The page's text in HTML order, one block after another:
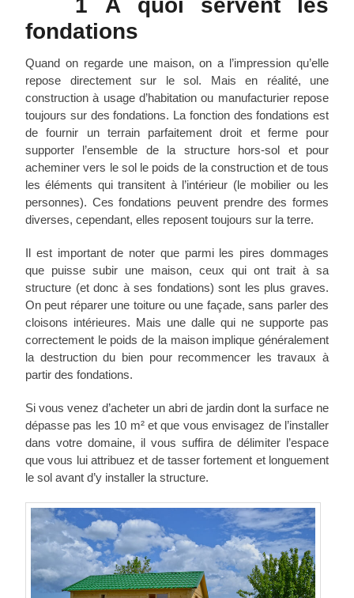
fondations
Quand on regarde une maison, on a l’impression qu’elle
repose directement sur le sol. Mais en réalité, une
construction à usage d’habitation ou manufacturier repose
toujours sur des fondations. La fonction des fondations est
de fournir un terrain parfaitement droit et ferme pour
supporter l’ensemble de la structure hors-sol et pour
acheminer vers le sol le poids de la construction et de tous
les éléments qui transitent à l’intérieur (le mobilier ou les
personnes). Ces fondations peuvent prendre des formes
diverses, cependant, elles reposent toujours sur la terre.
Il est important de noter que parmi les pires dommages
que puisse subir une maison, ceux qui ont trait à sa
structure (et donc à ses fondations) sont les plus graves.
On peut réparer une toiture ou une façade, sans parler des
cloisons intérieures. Mais une dalle qui ne supporte pas
correctement le poids de la maison implique généralement
la destruction du bien pour recommencer les travaux à
partir des fondations.
Si vous venez d’acheter un abri de jardin dont la surface ne
dépasse pas les 10 m² et que vous envisagez de l’installer
dans votre domaine, il vous suffira de délimiter l’espace
que vous lui attribuez et de tasser fortement et longuement
le sol avant d’y installer la structure.